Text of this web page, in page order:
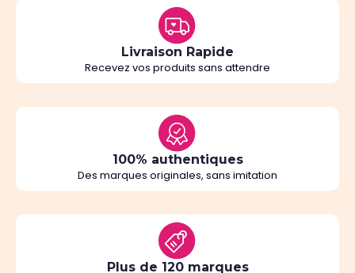
Livraison Rapide
Recevez vos produits sans attendre
100% authentiques
Des marques originales, sans imitation
Plus de 120 marques